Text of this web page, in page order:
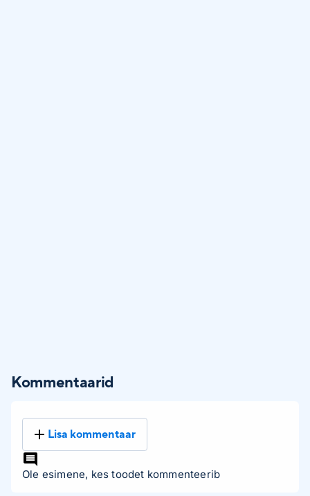
Kommentaarid
Lisa kommentaar
Ole esimene, kes toodet kommenteerib